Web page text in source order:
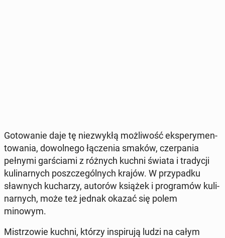
Go­to­wa­nie daje tę nie­zwy­kłą moż­li­wość eks­pe­ry­men­
to­wa­nia, do­wol­ne­go łą­cze­nia smaków, czer­pa­nia
pełnymi gar­ścia­mi z różnych kuchni świata i tra­dy­cji
ku­li­nar­nych po­szcze­gól­nych krajów. W przy­pad­ku
sław­nych ku­cha­rzy, autorów książek i pro­gra­mów ku­li­
nar­nych, może też jednak okazać się polem
minowym.
Mi­strzo­wie kuchni, którzy in­spi­ru­ją ludzi na całym